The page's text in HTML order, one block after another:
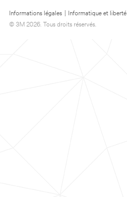
Informations légales Informatique et liberté
© 3M 2026. Tous droits réservés.